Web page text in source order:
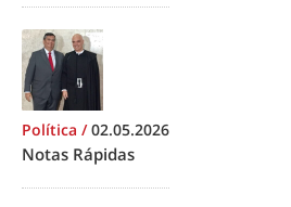
Política /02.05.2026
Notas Rápidas